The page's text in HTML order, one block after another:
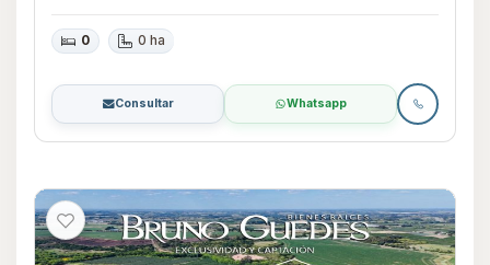
0 0 ha
Consultar Whatsapp